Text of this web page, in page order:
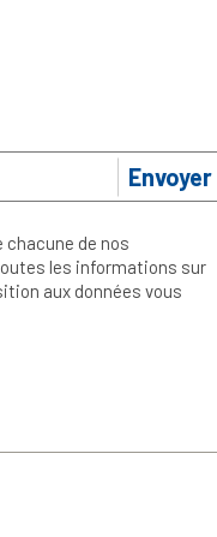
Envoyer
chacune de nos
les informations sur
aux données vous